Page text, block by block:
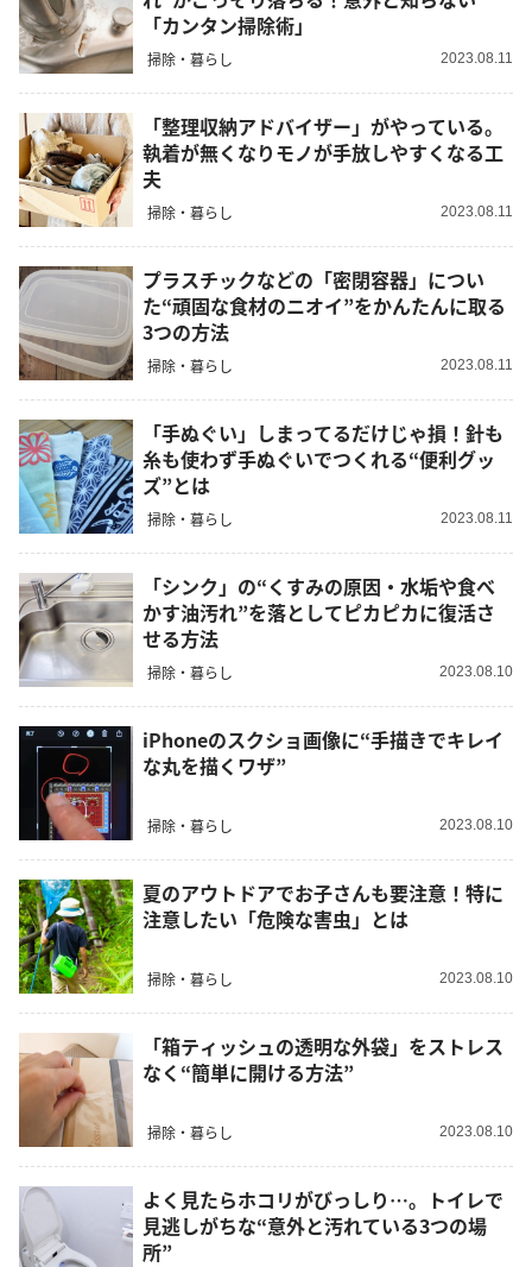
「カンタン掃除術」
掃除・暮らし 2023.08.11
「整理収納アドバイザー」がやっている。
執着が無くなりモノが手放しやすくなる工
夫
掃除・暮らし 2023.08.11
プラスチックなどの「密閉容器」につい
た“頑固な食材のニオイ”をかんたんに取る
3つの方法
掃除・暮らし 2023.08.11
「手ぬぐい」しまってるだけじゃ損！針も
糸も使わず手ぬぐいでつくれる“便利グッ
ズ”とは
掃除・暮らし 2023.08.11
「シンク」の“くすみの原因・水垢や食べ
かす油汚れ”を落としてピカピカに復活さ
せる方法
掃除・暮らし 2023.08.10
iPhoneのスクショ画像に“手描きでキレイ
な丸を描くワザ”
掃除・暮らし 2023.08.10
夏のアウトドアでお子さんも要注意！特に
注意したい「危険な害虫」とは
掃除・暮らし 2023.08.10
「箱ティッシュの透明な外袋」をストレス
なく“簡単に開ける方法”
掃除・暮らし 2023.08.10
よく見たらホコリがびっしり…。トイレで
見逃しがちな“意外と汚れている3つの場
所”